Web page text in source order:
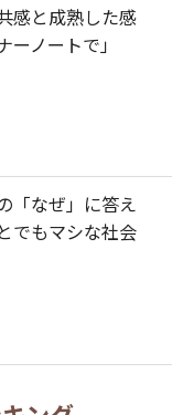
感と成熟した感
ノートで」
「なぜ」に答え
でもマシな社会